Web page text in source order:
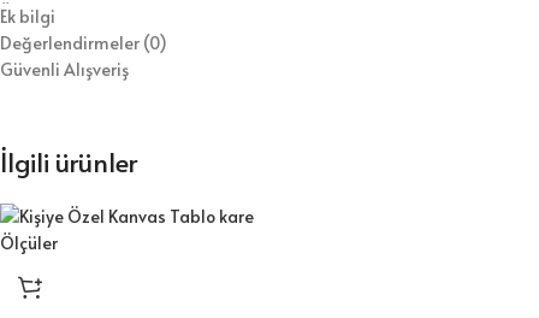
Üretiminde 1. sınıf kanvas kumaş ve dayanıklı ahşap şase
kullanıyoruz. Bununla birlikte, tabloyu koruyucu vernikle kaplayarak
hem temizlik kolaylığı hem de uzun ömür sağlıyoruz. Ürünü duvara
⭐ Tablo Ürün Özellikleri:
Kaliteli dijital baskı ile canlı ve net görseller
1.sınıf kanvas kumaş ve dayanıklı ahşap şase
Ek bilgi
Değerlendirmeler (0)
Güvenli Alışveriş
İlgili ürünler